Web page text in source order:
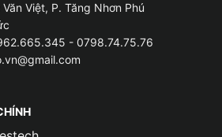
Việt, P. Tăng Nhơn Phú
- 0798.74.75.76